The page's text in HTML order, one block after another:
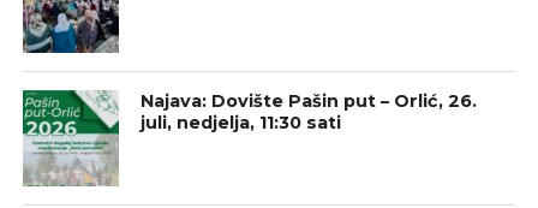
Najava: Dovište Pašin put – Orlić, 26.
juli, nedjelja, 11:30 sati